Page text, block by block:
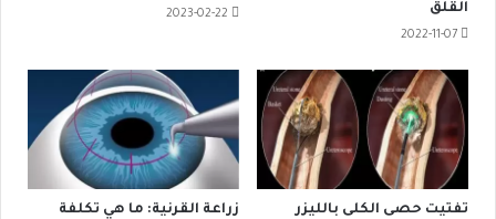
القلق
2022-11-07
2023-02-22
تفتيت حصى الكلى بالليزر
زراعة القرنية: ما هي تكلفة